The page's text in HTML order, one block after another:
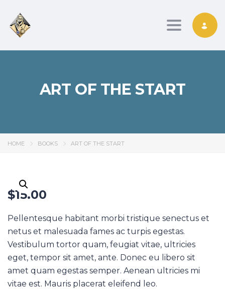
Toggle
ART OF THE START
HOME BOOKS ART OF THE START
$15.00
Pellentesque habitant morbi tristique senectus et
netus et malesuada fames ac turpis egestas.
Vestibulum tortor quam, feugiat vitae, ultricies
eget, tempor sit amet, ante. Donec eu libero sit
amet quam egestas semper. Aenean ultricies mi
vitae est. Mauris placerat eleifend leo.